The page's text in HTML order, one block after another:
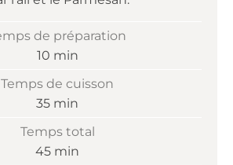
de préparation
10minutes
min
Temps de cuisson
35minutes
min
Temps total
45minutes
min